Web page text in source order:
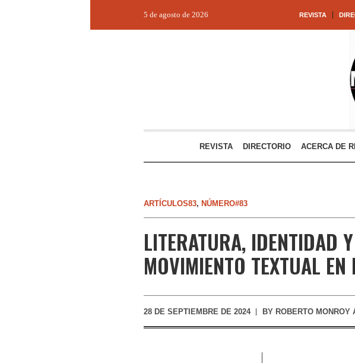
REVISTA
5 de agosto de 2026
REVISTA DIRECTORIO ACERCA DE
ARTÍCULOS83, NÚMERO#83
LITERATURA, IDENTIDAD
MOVIMIENTO TEXTUAL EN
28 DE SEPTIEMBRE DE 2024 BY ROBERTO MONROY